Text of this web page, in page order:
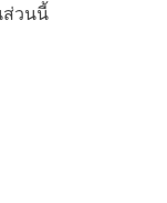
ส่วนนี้